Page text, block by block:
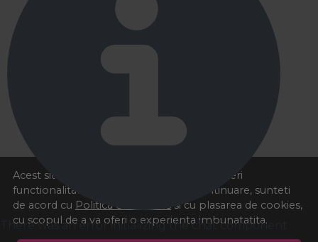
Acest site foloseste cookies pentru a va oferi
functionalitatea dorita. Navigand in continuare, sunteti
de acord cu Politica de cookies si cu plasarea de cookies,
cu scopul de a va oferi o experienta imbunatatita.
There was an error initializing the chat component